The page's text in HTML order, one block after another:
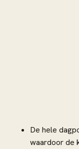
De hele
waardoor de